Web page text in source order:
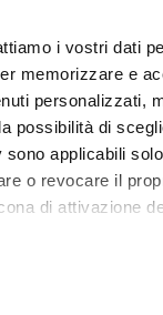
i vostri dati
memorizzare e
personalizzati,
possibilità di
applicabili
o revocare il
di attivazione
il tuo
Sostenibilità
Dove acquistare
Diventa
Zig Zag su
Cookie policy
N. 50422 -